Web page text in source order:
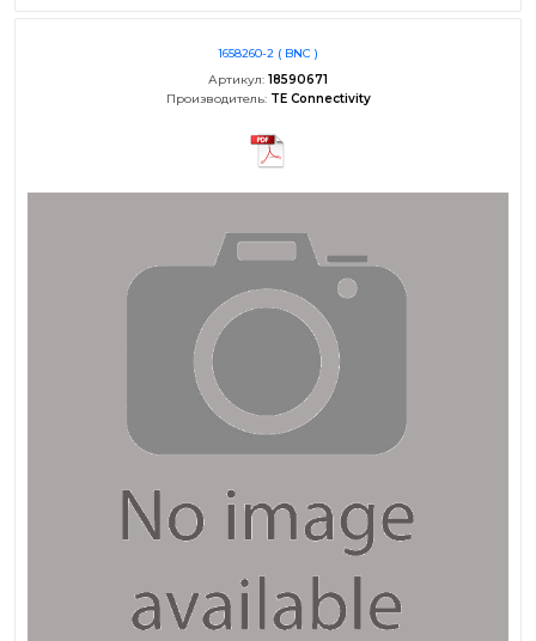
1658260-2 ( BNC )
Артикул: 18590671
Производитель: TE Connectivity